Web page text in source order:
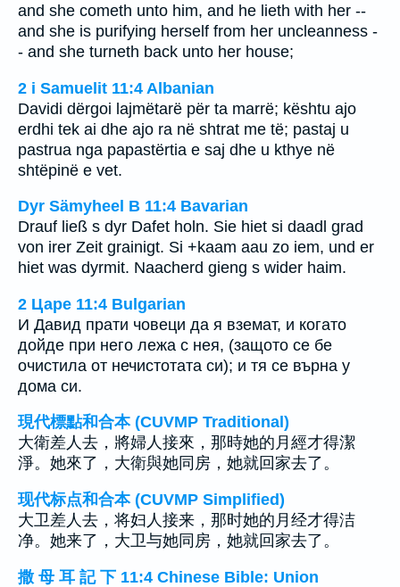
and she cometh unto him, and he lieth with her --
and she is purifying herself from her uncleanness -
- and she turneth back unto her house;
2 i Samuelit 11:4 Albanian
Davidi dërgoi lajmëtarë për ta marrë; kështu ajo
erdhi tek ai dhe ajo ra në shtrat me të; pastaj u
pastrua nga papastërtia e saj dhe u kthye në
shtëpinë e vet.
Dyr Sämyheel B 11:4 Bavarian
Drauf ließ s dyr Dafet holn. Sie hiet si daadl grad
von irer Zeit grainigt. Si +kaam aau zo iem, und er
hiet was dyrmit. Naacherd gieng s wider haim.
2 Царе 11:4 Bulgarian
И Давид прати човеци да я вземат, и когато
дойде при него лежа с нея, (защото се бе
очистила от нечистотата си); и тя се върна у
дома си.
現代標點和合本 (CUVMP Traditional)
大衛差人去，將婦人接來，那時她的月經才得潔
淨。她來了，大衛與她同房，她就回家去了。
现代标点和合本 (CUVMP Simplified)
大卫差人去，将妇人接来，那时她的月经才得洁
净。她来了，大卫与她同房，她就回家去了。
撒 母 耳 記 下 11:4 Chinese Bible: Union